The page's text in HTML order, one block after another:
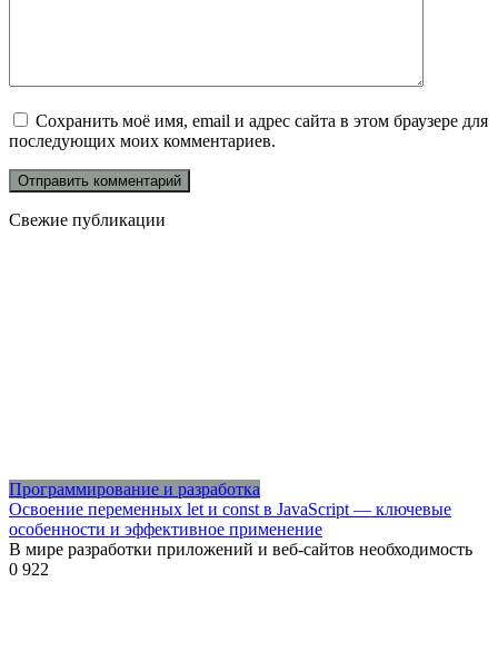
Сохранить моё имя, email и адрес сайта в этом браузере для
последующих моих комментариев.
Свежие публикации
Программирование и разработка
Освоение переменных let и const в JavaScript — ключевые
особенности и эффективное применение
В мире разработки приложений и веб-сайтов необходимость
0 922